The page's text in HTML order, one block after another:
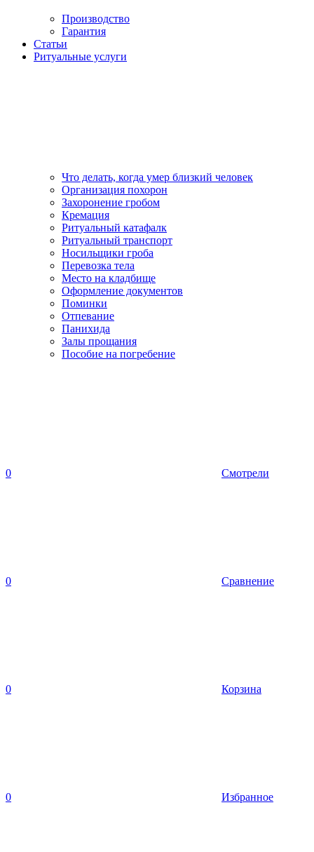
Производство
Гарантия
Статьи
Ритуальные услуги
Что делать, когда умер близкий человек
Организация похорон
Захоронение гробом
Кремация
Ритуальный катафалк
Ритуальный транспорт
Носильщики гроба
Перевозка тела
Место на кладбище
Оформление документов
Поминки
Отпевание
Панихида
Залы прощания
Пособие на погребение
0 Смотрели
0 Сравнение
0 Корзина
0 Избранное